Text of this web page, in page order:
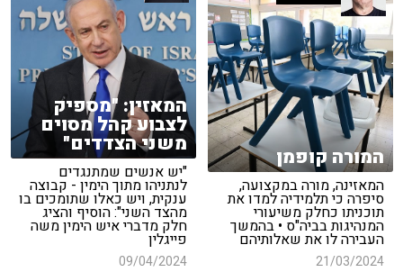
המאזין: "מספיק
לצבוע קהל מסוים
משני הצדדים"
"יש אנשים שמתנגדים
לנתניהו מתוך הימין - קבוצה
ענקית, ויש כאלו שתומכים בו
מהצד השני": הוסיף והציג
חלק מדברי איש הימין משה
פייגלין
09/04/2024
המורה קופמן
המאזינה, מורה במקצועה,
סיפרה כי תלמידיה למדו את
תוכניתו כחלק משיעורי
המנהיגות בביה"ס • בהמשך
העבירה לו את שאלותיהם
21/03/2024